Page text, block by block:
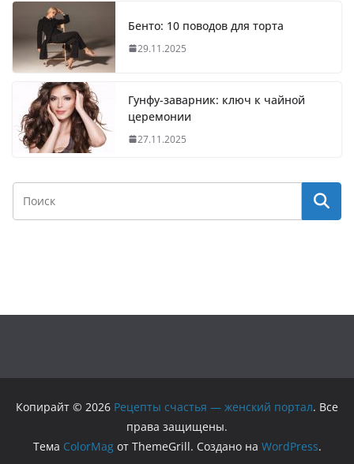
Бенто: 10 поводов для торта
29.11.2025
Гунфу-заварник: ключ к чайной
церемонии
27.11.2025
Копирайт © 2026 Рецепты счастья — женский портал. Все
права защищены.
Тема ColorMagот ThemeGrill. Создано на WordPress.